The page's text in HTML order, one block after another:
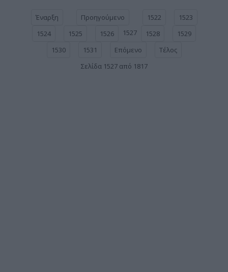
Έναρξη Προηγούμενο 1522
1523
1524
1525 1526 1527 1528
1529
1530
1531 Επόμενο
Τέλος
Σελίδα 1527 από 1817